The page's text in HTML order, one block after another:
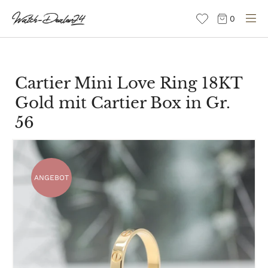
zum
Inhalt
0
Cartier Mini Love Ring 18KT
Gold mit Cartier Box in Gr.
56
ANGEBOT